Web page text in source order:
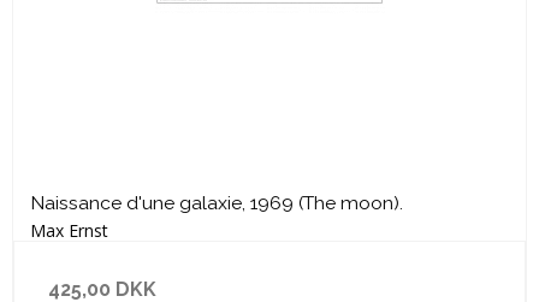
Naissance d'une galaxie, 1969 (The moon).
Max Ernst
425,00 DKK